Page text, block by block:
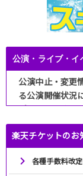
公演・ライブ・イ
公演中止・変
る公演開催状況
ご確認ください
楽天チケットのお
各種手数料改